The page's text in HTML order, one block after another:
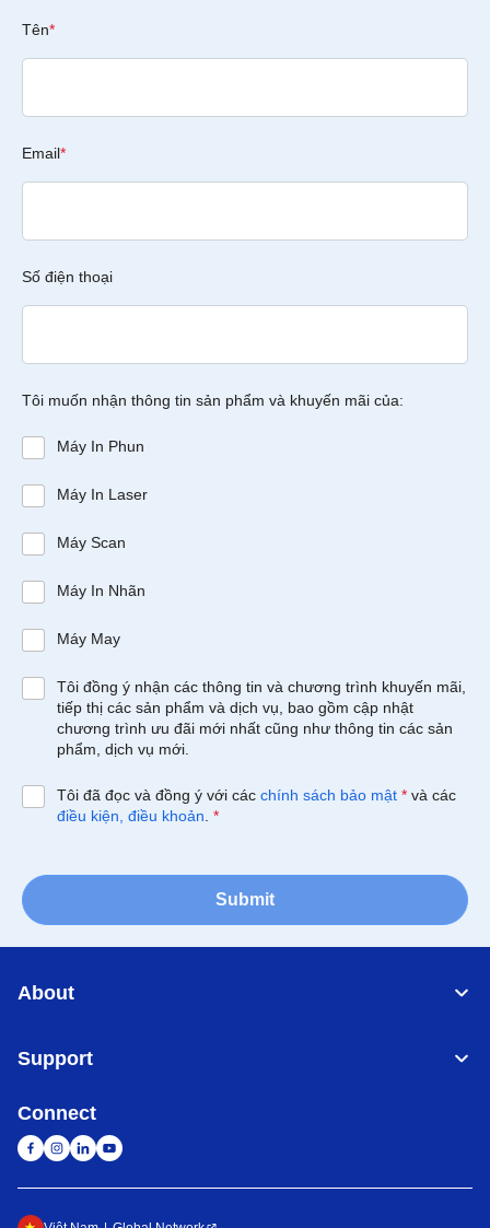
Tên*
Email*
Số điện thoại
Tôi muốn nhận thông tin sản phẩm và khuyến mãi của:
Máy In Phun
Máy In Laser
Máy Scan
Máy In Nhãn
Máy May
Tôi đồng ý nhận các thông tin và chương trình khuyến mãi,
tiếp thị các sản phẩm và dịch vụ, bao gồm cập nhật
chương trình ưu đãi mới nhất cũng như thông tin các sản
phẩm, dịch vụ mới.
Tôi đã đọc và đồng ý với các chính sách bảo mật * và các
điều kiện, điều khoản *
Submit
About
Support
Connect